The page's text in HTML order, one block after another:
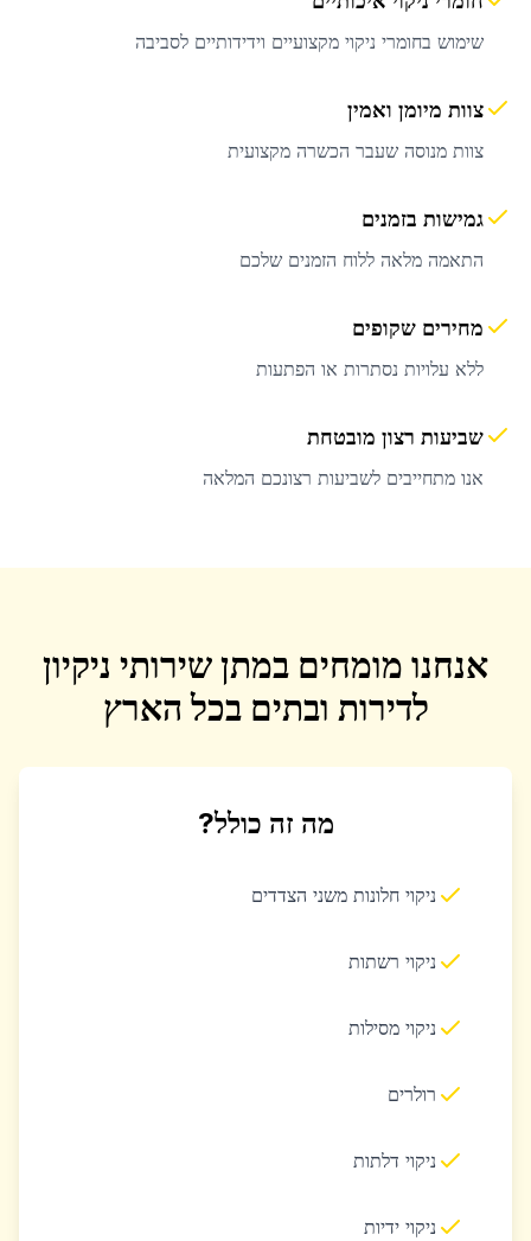
שימוש בחומרי ניקוי מקצועיים וידידותיים לסביבה
צוות מיומן ואמין
צוות מנוסה שעבר הכשרה מקצועית
גמישות בזמנים
התאמה מלאה ללוח הזמנים שלכם
מחירים שקופים
ללא עלויות נסתרות או הפתעות
שביעות רצון מובטחת
אנו מתחייבים לשביעות רצונכם המלאה
אנחנו מומחים במתן שירותי ניקיון
לדירות ובתים בכל הארץ
מה זה כולל?
ניקוי חלונות משני הצדדים
ניקוי רשתות
ניקוי מסילות
רולרים
ניקוי דלתות
ניקוי ידיות